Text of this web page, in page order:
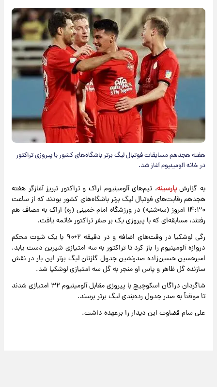
هفته هجدهم مسابقات فوتبال لیگ برتر باشگاه‌های کشور با پیروزی تراکتور
در خانه آلومینیوم آغاز شد.
به گزارشپارسینه، تیم‌های آلومینیوم اراک و تراکتور تبریز آغازگر هفته
هجدهم رقابت‌های فوتبال لیگ برتر باشگاه‌های کشور بودند که از ساعت
۱۴:۳۰ امروز (سه‌شنبه) در ورزشگاه امام خمینی (ره) اراک به مصاف هم
رفتند، مسابقه‌ای که با پیروزی یک بر صفر تراکتور خاتمه یافت.
رگی لوشکیا در وقت‌های اضافه و در دقیقه ۲+۹۰ با یک شوت محکم
دروازه آلومینیوم را باز کرد تا تراکتور به سه امتیازی شیرین دست یابد.
امیرحسین حسین‌زاده صدرنشین جدول گلزنان لیگ برتر این بار در نقش
سازنده گل ظاهر و پاس او منجر به گل سه امتیازی لوشکیا شد.
شاگردان دراگان اسکوچیچ با پیروزی مقابل آلومینیوم ۳۲ امتیازی شدند
تا موقتاً به صدر جدول رده‌بندی لیگ برتر برسند.
علی سام قضاوت این دیدار را برعهده داشت.